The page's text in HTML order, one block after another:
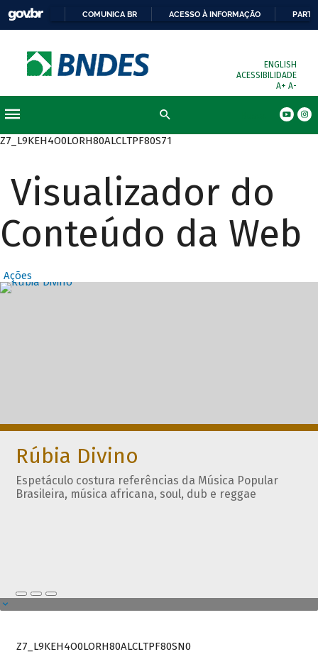
COMUNICA BR ACESSO À INFORMAÇÃO
ENGLISH
ACESSIBILIDADE
A+ A-
Z7_L9KEH4O0LORH80ALCLTPF80S71
Visualizador do
Conteúdo da Web
Ações
Destaques
Rúbia Divino
Espetáculo costura referências da Música Popular
Brasileira, música africana, soul, dub e reggae
Z7_L9KEH4O0LORH80ALCLTPF80SN0